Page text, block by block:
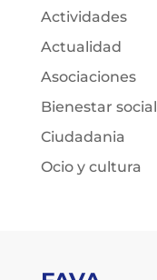
Actividades
Actualidad
Asociaciones
Bienestar social
Ciudadania
Ocio y cultura